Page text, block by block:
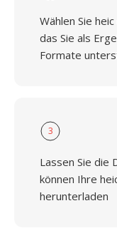
Wählen Sie
das Sie als
Formate
3
Lassen Sie die
können Ihre
herunterladen